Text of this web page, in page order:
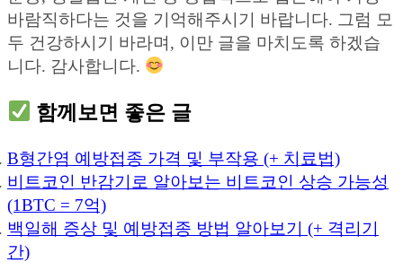
바람직하다는 것을 기억해주시기 바랍니다. 그럼 모
두 건강하시기 바라며, 이만 글을 마치도록 하겠습
니다. 감사합니다.
함께보면 좋은 글
B형간염 예방접종 가격 및 부작용 (+ 치료법)
비트코인 반감기로 알아보는 비트코인 상승 가능성
(1BTC = 7억)
백일해 증상 및 예방접종 방법 알아보기 (+ 격리기
간)